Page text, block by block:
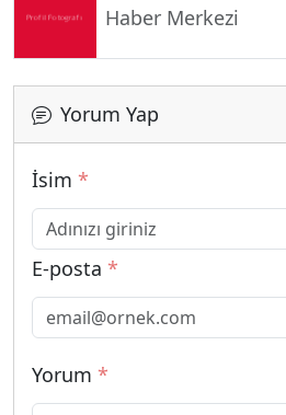
Haber Merkezi
Yorum Yap
İsim *
E-posta *
Yorum *